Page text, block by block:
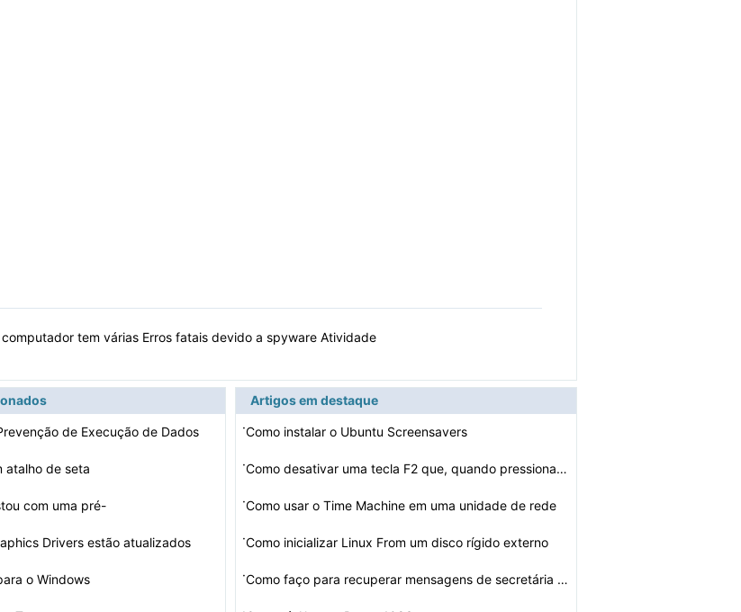
computador tem várias Erros fatais devido a spyware Atividade
de Execução de Dados
atalho de seta
com uma pré-
Drivers estão atualizados
o Windows
Artigos em destaque
·Como instalar o Ubuntu Screensavers
· Como desativar uma tecla F2 que, quando pressionado tra…
·Como usar o Time Machine em uma unidade de rede
·Como inicializar Linux From um disco rígido externo
· Como faço para recuperar mensagens de secretária elet…